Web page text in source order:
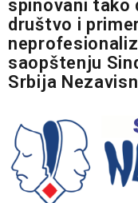
spinovani tako
društvo i
saopštenju
Srbija